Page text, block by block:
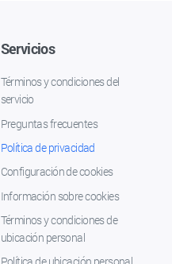
Servicios
Términos y condiciones del
servicio
Preguntas frecuentes
Política de privacidad
Configuración de cookies
Información sobre cookies
Términos y condiciones de
ubicación personal